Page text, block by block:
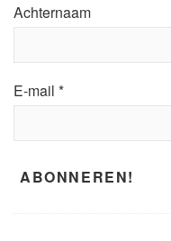
Achternaam
E-mail *